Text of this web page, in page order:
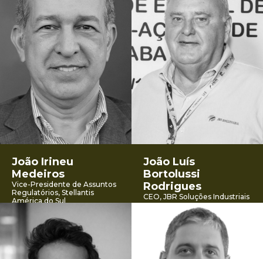
João Irineu
Medeiros
Vice-Presidente de Assuntos
Regulatórios, Stellantis
América do Sul
João Luís
Bortolussi
Rodrigues
CEO, JBR Soluções Industriais